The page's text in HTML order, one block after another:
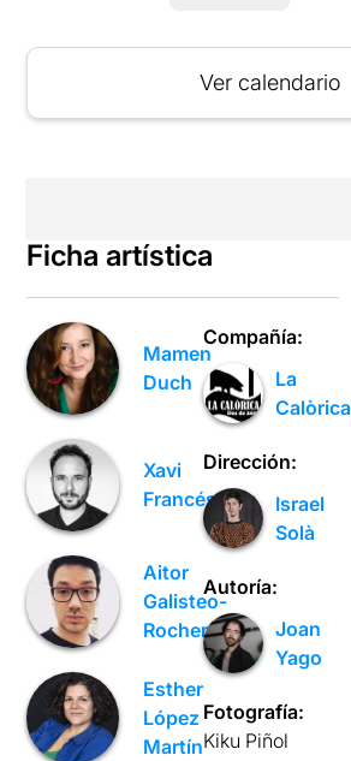
Ver calendario
Ficha artística
Mamen
Duch
Xavi
Francés
Aitor
Galisteo-
Rocher
Esther
López
Martín
Compañía:
La
Calòrica
Dirección:
Israel
Solà
Autoría:
Joan
Yago
Fotografía:
Kiku Piñol